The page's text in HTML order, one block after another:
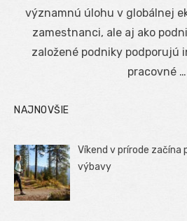
významnú úlohu v globálnej
zamestnanci, ale aj ako
založené podniky podporujú
pracovné …
NAJNOVŠIE
Víkend v prírode začína
výbavy